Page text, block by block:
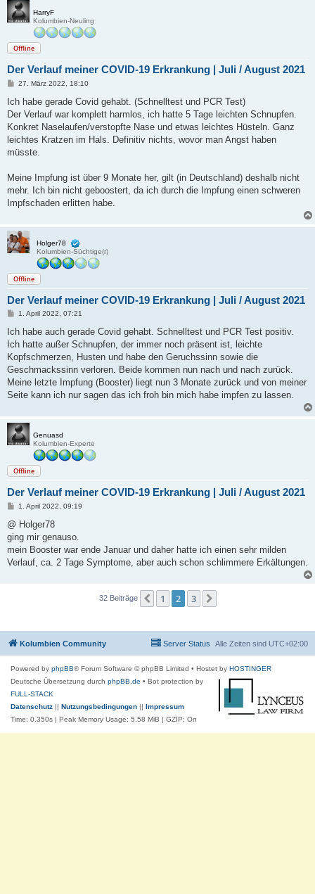
HarryF
Kolumbien-Neuling
Offline
Der Verlauf meiner COVID-19 Erkrankung | Juli / August 2021
B
i
r
a
27. März 2022, 18:10
Ich habe gerade Covid gehabt. (Schnelltest und PCR Test)
Der Verlauf war komplett harmlos, ich hatte 5 Tage leichten Schnupfen.
Konkret Naselaufen/verstopfte Nase und etwas leichtes Hüsteln. Ganz
leichtes Kratzen im Hals. Definitiv nichts, wovor man Angst haben
müsste.
Meine Impfung ist über 9 Monate her, gilt (in Deutschland) deshalb nicht
mehr. Ich bin nicht geboostert, da ich durch die Impfung einen schweren
Impfschaden erlitten habe.
Holger78
Kolumbien-Süchtige(r)
Offline
Der Verlauf meiner COVID-19 Erkrankung | Juli / August 2021
B
i
r
a
g
1. April 2022, 07:21
Ich habe auch gerade Covid gehabt. Schnelltest und PCR Test positiv.
Ich hatte außer Schnupfen, der immer noch präsent ist, leichte
Kopfschmerzen, Husten und habe den Geruchssinn sowie die
Geschmackssinn verloren. Beide kommen nun nach und nach zurück.
Meine letzte Impfung (Booster) liegt nun 3 Monate zurück und von meiner
Seite kann ich nur sagen das ich froh bin mich habe impfen zu lassen.
Genuasd
Kolumbien-Experte
Offline
Der Verlauf meiner COVID-19 Erkrankung | Juli / August 2021
B
i
r
a
1. April 2022, 09:19
@ Holger78
ging mir genauso.
mein Booster war ende Januar und daher hatte ich einen sehr milden
Verlauf, ca. 2 Tage Symptome, aber auch schon schlimmere Erkältungen.
32 Beiträge Vorherige
1 2 3
Kolumbien Community Alle Zeiten sind UTC+02:00
Server Status
Powered by phpBB® Forum Software © phpBB Limited • Hostet by HOSTINGER
Deutsche Übersetzung durch phpBB.de • Bot protection by
FULL-STACK
Datenschutz || Nutzungsbedingungen || Impressum
Time: 0.350s | Peak Memory Usage: 5.58 MiB | GZIP: On